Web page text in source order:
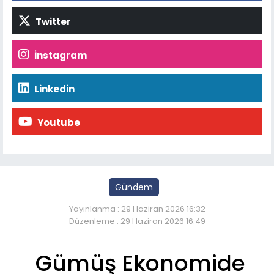
Twitter
İnstagram
Linkedin
Youtube
Gündem
Yayınlanma : 29 Haziran 2026 16:32
Düzenleme : 29 Haziran 2026 16:49
Gümüş Ekonomide